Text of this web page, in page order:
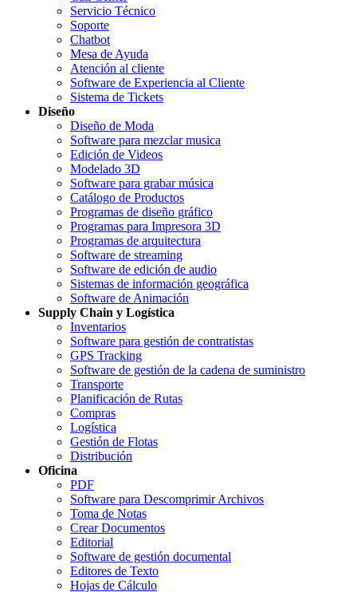
Servicio Técnico
Soporte
Chatbot
Mesa de Ayuda
Atención al cliente
Software de Experiencia al Cliente
Sistema de Tickets
Diseño
Diseño de Moda
Software para mezclar musica
Edición de Videos
Modelado 3D
Software para grabar música
Catálogo de Productos
Programas de diseño gráfico
Programas para Impresora 3D
Programas de arquitectura
Software de streaming
Software de edición de audio
Sistemas de información geográfica
Software de Animación
Supply Chain y Logística
Inventarios
Software para gestión de contratistas
GPS Tracking
Software de gestión de la cadena de suministro
Transporte
Planificación de Rutas
Compras
Logística
Gestión de Flotas
Distribución
Oficina
PDF
Software para Descomprimir Archivos
Toma de Notas
Crear Documentos
Editorial
Software de gestión documental
Editores de Texto
Hojas de Cálculo